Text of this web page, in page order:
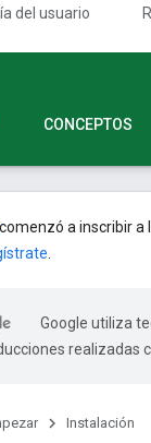
del usuario
CONCEPTOS
comenzó a inscribir a
Google utiliza
realizadas
Instalación